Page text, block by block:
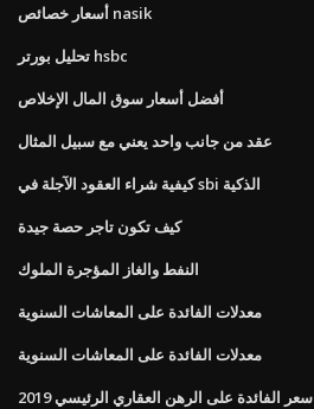
أسعار خصائص nasik
تحليل بورتر hsbc
أفضل أسعار سوق المال الإخلاص
عقد من جانب واحد يعني مع سبيل المثال
كيفية شراء العقود الآجلة في sbi الذكية
كيف تكون تاجر حصة جيدة
النفط والغاز المؤجرة الملوك
معدلات الفائدة على المعاشات السنوية
معدلات الفائدة على المعاشات السنوية
سعر الفائدة على الرهن العقاري الرئيسي 2019